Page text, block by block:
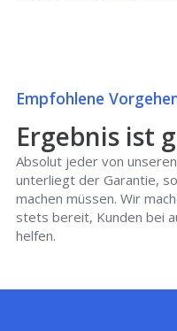
Empfohlene
Ergebnis ist
Absolut jeder von
unterliegt der Garantie,
machen müssen. Wir
stets bereit, Kunden bei
helfen.